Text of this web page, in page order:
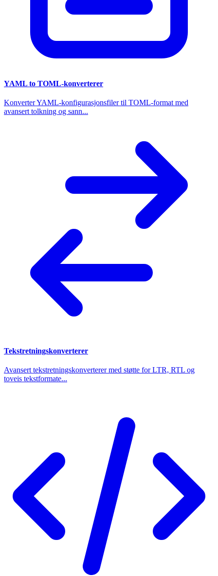
YAML to TOML-konverterer
Konverter YAML-konfigurasjonsfiler til TOML-format med
avansert tolkning og sann...
Tekstretningskonverterer
Avansert tekstretningskonverterer med støtte for LTR, RTL og
toveis tekstformate...